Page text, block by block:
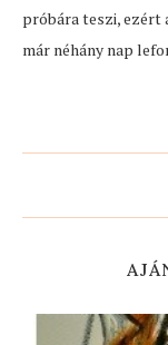
próbára teszi, ezért
már néhány nap